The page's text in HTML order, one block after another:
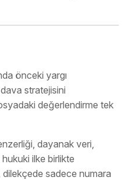
önceki yargı
stratejisini
değerlendirme tek
dayanak veri,
ilke birlikte
dilekçede sadece numara